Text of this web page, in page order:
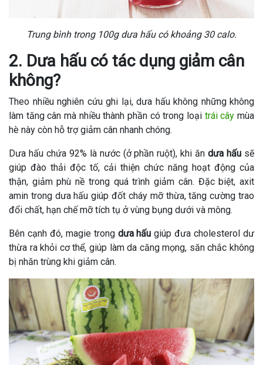
Trung bình trong 100g dưa hấu có khoảng 30 calo.
2. Dưa hấu có tác dụng giảm cân
không?
Theo nhiều nghiên cứu ghi lại, dưa hấu không những không
làm tăng cân mà nhiều thành phần có trong loại trái câymùa
hè này còn hỗ trợ giảm cân nhanh chóng.
Dưa hấu chứa 92% là nước (ở phần ruột), khi ăndưa hấu sẽ
giúp đào thải độc tố, cải thiện chức năng hoạt động của
thận, giảm phù nề trong quá trình giảm cân. Đặc biệt, axit
amin trong dưa hấu giúp đốt cháy mỡ thừa, tăng cường trao
đổi chất, hạn chế mỡ tích tụ ở vùng bụng dưới và mông.
Bên cạnh đó, magie trong dưa hấu giúp đưa cholesterol dư
thừa ra khỏi cơ thể, giúp làm da căng mọng, săn chắc không
bị nhăn trùng khi giảm cân.